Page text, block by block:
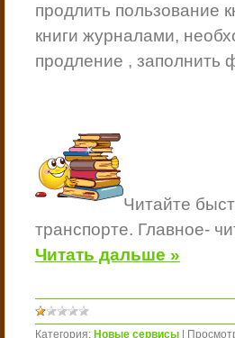
продлить пользование
книги журналами,
продление , заполнить
Читайте
транспорте. Главное-
Читать дальше »
Категория: Новые сервисы